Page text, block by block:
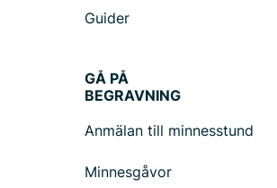
Guider
GÅ PÅ
BEGRAVNING
Anmälan till minnesstund
Minnesgåvor